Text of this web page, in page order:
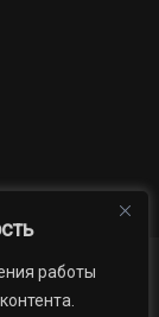
работы